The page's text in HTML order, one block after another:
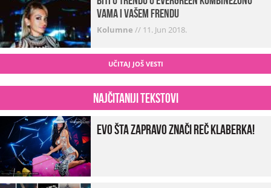
vama i vašem frendu
Kolumne // 11. Jun 2018.
UČITAJ JOŠ VESTI
Najčitaniji tekstovi
Evo šta zapravo znači reč klaberka!